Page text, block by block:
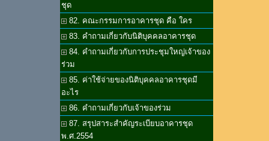
ชุด
82. คณะกรรมการอาคารชุด คือ ใคร
83. คำถามเกี่ยวกับนิติบุคคลอาคารชุด
84. คำถามเกี่ยวกับการประชุมใหญ่เจ้าของ
ร่วม
85. ค่าใช้จ่ายของนิติบุคคลอาคารชุดมี
อะไร
86. คำถามเกี่ยวกับเจ้าของร่วม
87. สรุปสาระสำคัญระเบียบอาคารชุด
พ.ศ.2554